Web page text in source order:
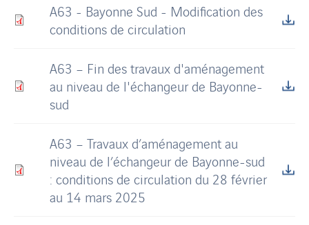
A63 - Bayonne Sud - Modification des
conditions de circulation
A63 – Fin des travaux d'aménagement
au niveau de l'échangeur de Bayonne-
sud
A63 – Travaux d’aménagement au
niveau de l’échangeur de Bayonne-sud
: conditions de circulation du 28 février
au 14 mars 2025